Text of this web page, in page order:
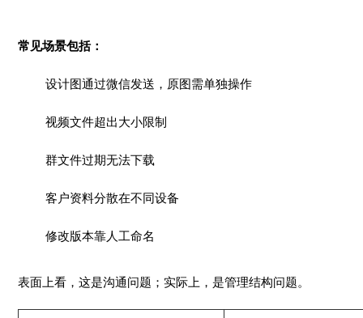
常见场景包括：
设计图通过微信发送，原图需单独操作
视频文件超出大小限制
群文件过期无法下载
客户资料分散在不同设备
修改版本靠人工命名
表面上看，这是沟通问题；实际上，是管理结构问题。